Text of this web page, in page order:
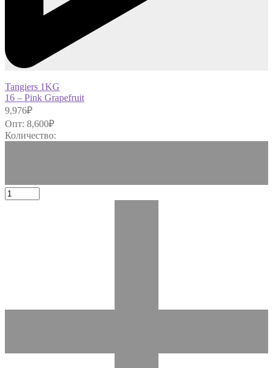
Tangiers 1KG
16 – Pink Grapefruit
9,976₽
Опт: 8,600₽
Количество: